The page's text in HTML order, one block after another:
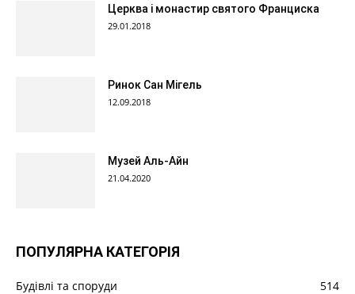
Церква і монастир святого Франциска
29.01.2018
Ринок Сан Мігель
12.09.2018
Музей Аль-Айн
21.04.2020
ПОПУЛЯРНА КАТЕГОРІЯ
Будівлі та споруди
514